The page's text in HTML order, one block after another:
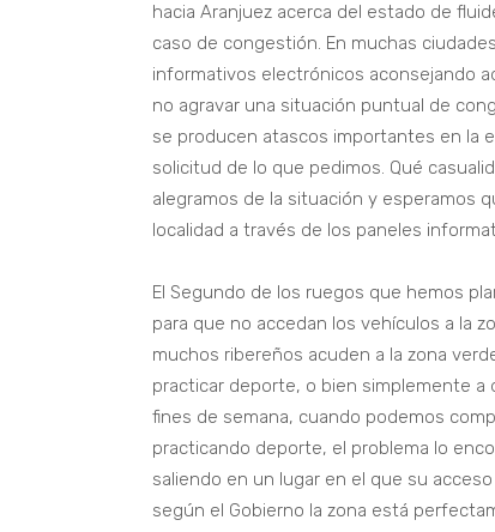
hacia Aranjuez acerca del estado de
caso de congestión. En muchas
informativos electrónicos aconsejando
no agravar una situación puntual de
se producen atascos importantes en la
solicitud de lo que pedimos. Qué
alegramos de la situación y esperamos
localidad a través de los paneles
El Segundo de los ruegos que hemos
para que no accedan los vehículos a la
muchos ribereños acuden a la zona
practicar deporte, o bien simplemente a
fines de semana, cuando podemos
practicando deporte, el problema lo
saliendo en un lugar en el que su
según el Gobierno la zona está